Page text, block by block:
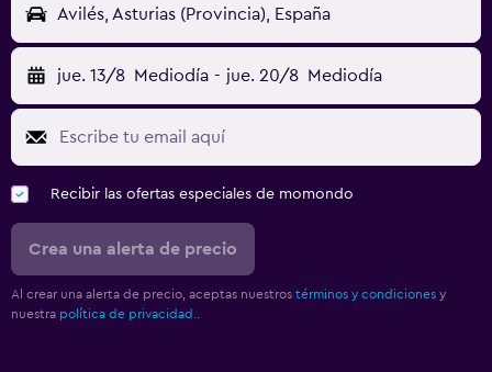
Avilés, Asturias (Provincia), España
jue. 13/8 Mediodía - jue. 20/8 Mediodía
Recibir las ofertas especiales de momondo
Crea una alerta de precio
Al crear una alerta de precio, aceptas nuestros términos y condiciones y
nuestra política de privacidad..